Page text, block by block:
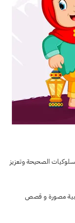
الصحيحة وتعزيز
القراءة مع أكثر من 500 قصة عربية مصورة و قصص